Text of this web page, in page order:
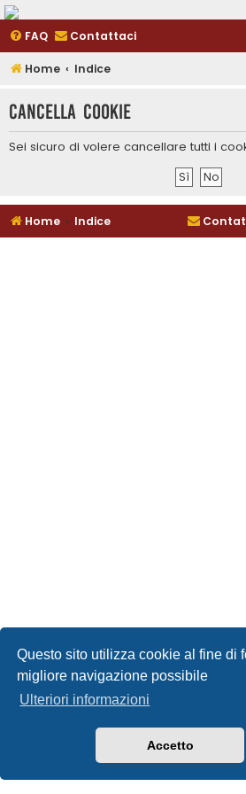
Questo sito utilizza cookie al fine di
migliore navigazione possibile
Ulteriori informazioni
Accetto
FAQ Contattaci
Home Indice
Cancella cookie
Sei sicuro di volere cancellare tutti i
Home Indice